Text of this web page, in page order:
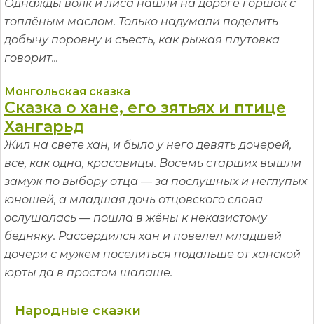
Однажды волк и лиса нашли на дороге горшок с
топлёным маслом. Только надумали поделить
добычу поровну и съесть, как рыжая плутовка
говорит...
Монгольская сказка
Сказка о хане, его зятьях и птице
Хангарьд
Жил на свете хан, и было у него девять дочерей,
все, как одна, красавицы. Восемь старших вышли
замуж по выбору отца — за послушных и неглупых
юношей, а младшая дочь отцовского слова
ослушалась — пошла в жёны к неказистому
бедняку. Рассердился хан и повелел младшей
дочери с мужем поселиться подальше от ханской
юрты да в простом шалаше.
Народные сказки